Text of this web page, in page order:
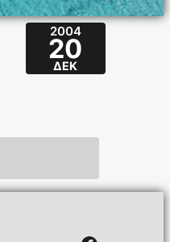
2004
20
ΔΕΚ